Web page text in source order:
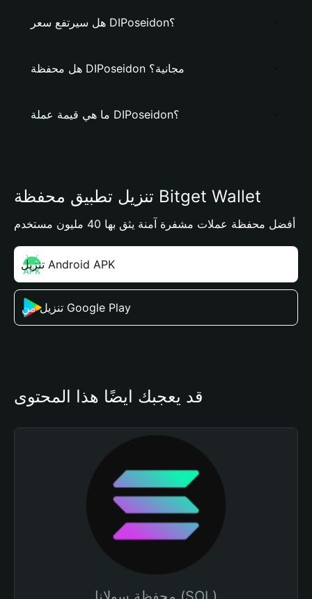
هل سيرتفع سعر DIPoseidon؟
هل محفظة DIPoseidon مجانية؟
ما هي قيمة عملة DIPoseidon؟
تنزيل تطبيق محفظة Bitget Wallet
أفضل محفظة عملات مشفرة آمنة يثق بها 40 مليون مستخدم
تنزيل Android APK
تنزيل من Google Play
قد يعجبك أيضًا هذا المحتوى